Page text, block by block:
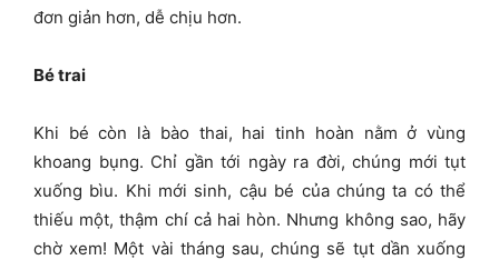
đơn giản hơn, dễ chịu hơn.
Bé trai
Khi bé còn là bào thai, hai tinh hoàn nằm ở vùng
khoang bụng. Chỉ gần tới ngày ra đời, chúng mới tụt
xuống bìu. Khi mới sinh, cậu bé của chúng ta có thể
thiếu một, thậm chí cả hai hòn. Nhưng không sao, hãy
chờ xem! Một vài tháng sau, chúng sẽ tụt dần xuống